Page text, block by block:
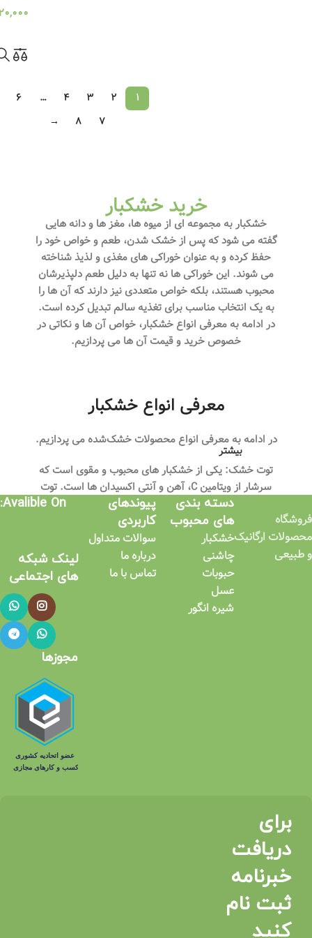
1
2
3
4
…
6
7
8
→
خرید خشکبار
خشکبار به مجموعه‌ ای از میوه‌ ها، مغز ها و دانه‌ هایی
گفته می‌ شود که پس از خشک شدن، طعم و خواص خود را
حفظ کرده و به عنوان خوراکی‌ های مغذی و لذیذ شناخته
می‌ شوند. این خوراکی‌ ها نه تنها به دلیل طعم دلپذیرشان
محبوب هستند، بلکه خواص متعددی نیز دارند که آن ها را
به یک انتخاب مناسب برای تغذیه سالم تبدیل کرده است.
در ادامه به معرفی انواع خشکبار، خواص آن‌ ها و نکاتی در
خصوص خرید و قیمت آن ها می پردازیم.
معرفی انواع خشکبار
در ادامه به معرفی انواع محصولات خشک‌شده می پردازیم.
توت خشک: یکی از خشکبار های محبوب و مقوی است که
سرشار از ویتامین C، آهن و آنتی‌ اکسیدان‌ ها است. توت
خشک برای تقویت سیستم ایمنی بدن و کاهش استرس
مفید است.
مغز گردو: گردو یکی از مغذی‌ ترین خشکبار هاست و منبع
غنی از امگا-۳، پروتئین و آنتی‌ اکسیدان‌ هاست. این
خشکبار به سلامت قلب، کاهش التهاب و بهبود عملکرد مغز
آجیل ۴ مغز: این آجیل ترکیبی از مغز های گردو، بادام،
پسته و فندق است که تمامی خواص تغذیه‌ ای این مغز ها
را در خود جای داده و گزینه‌ ای مناسب برای افزایش انرژی
بادام زمینی: این خشکبار غنی از پروتئین، فیبر، ویتامین E و
مواد معدنی است و به تقویت عضلات، کاهش وزن و
ماکادمیا: این خشکبار گران‌ قیمت و خوشمزه سرشار از
چربی‌ های سالم، پروتئین و فیبر است که به تقویت
سلامت قلب و کاهش التهاب بدن کمک می‌ کند.
است که برای بهبود عملکرد مغز و تقویت سیستم ایمنی
بیشتر
فروشگاه
محصولات ارگانیک
و طبیعی
دسته بندی
های محبوب
خشکبار
چاشنی
حبوبات
عسل
شیره انگور
پیوندهای
کاربردی​
سوالات متداول
درباره ما
تماس با ما
Avalible On:
لینک شبکه
های اجتماعی​
مجوزها
برای
دریافت
خبرنامه
ثبت نام
کنید